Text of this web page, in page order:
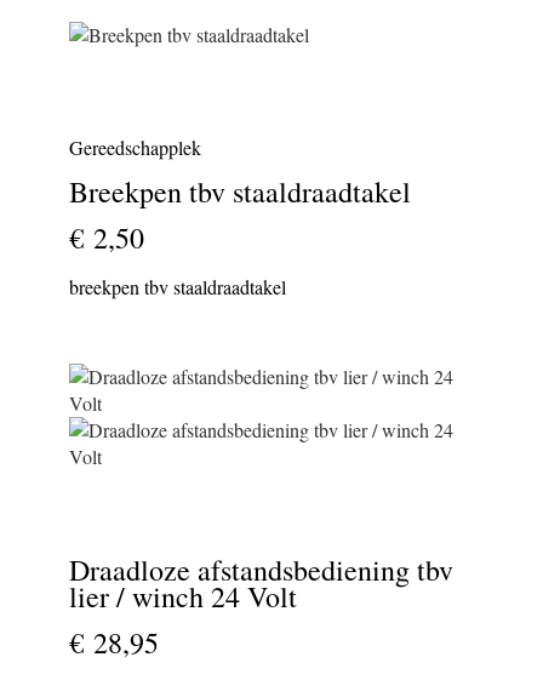
Gereedschapplek
Breekpen tbv staaldraadtakel
€ 2,50
breekpen tbv staaldraadtakel
Draadloze afstandsbediening tbv
lier / winch 24 Volt
€ 28,95